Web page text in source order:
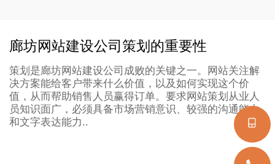
廊坊网站建设公司策划的重要性
策划是廊坊网站建设公司成败的关键之一。网站关注解
决方案能给客户带来什么价值，以及如何实现这个价
值，从而帮助销售人员赢得订单。要求网站策划从业人
员知识面广，必须具备市场营销意识、较强的沟通能力
和文字表达能力..